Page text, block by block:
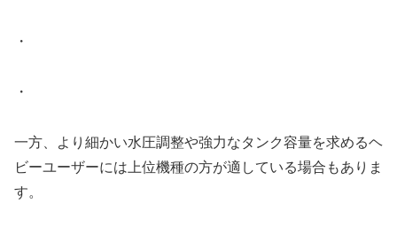
・
・
一方、より細かい水圧調整や強力なタンク容量を求めるヘ
ビーユーザーには上位機種の方が適している場合もありま
す。